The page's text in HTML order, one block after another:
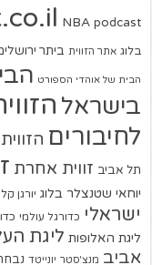
NBA podcast
בלוג אתר הזווית ביתר
הבית של אוהדי הספורט
בישראל
לחיבורים
תל אביב זווית אחרת
יוחאי שטנצלר בלוג יורגן
ישראלי כדורגל עולמי
ליגת האלופות ליגת
אביב מנצ'סטר יונייטד